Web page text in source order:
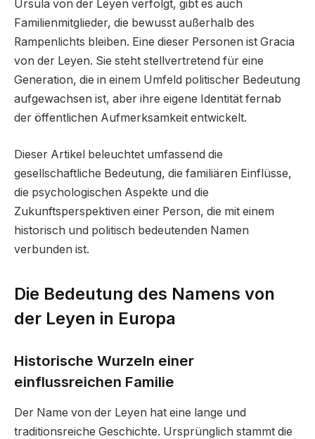
Ursula von der Leyen verfolgt, gibt es auch
Familienmitglieder, die bewusst außerhalb des
Rampenlichts bleiben. Eine dieser Personen ist Gracia
von der Leyen. Sie steht stellvertretend für eine
Generation, die in einem Umfeld politischer Bedeutung
aufgewachsen ist, aber ihre eigene Identität fernab
der öffentlichen Aufmerksamkeit entwickelt.
Dieser Artikel beleuchtet umfassend die
gesellschaftliche Bedeutung, die familiären Einflüsse,
die psychologischen Aspekte und die
Zukunftsperspektiven einer Person, die mit einem
historisch und politisch bedeutenden Namen
verbunden ist.
Die Bedeutung des Namens von
der Leyen in Europa
Historische Wurzeln einer
einflussreichen Familie
Der Name von der Leyen hat eine lange und
traditionsreiche Geschichte. Ursprünglich stammt die